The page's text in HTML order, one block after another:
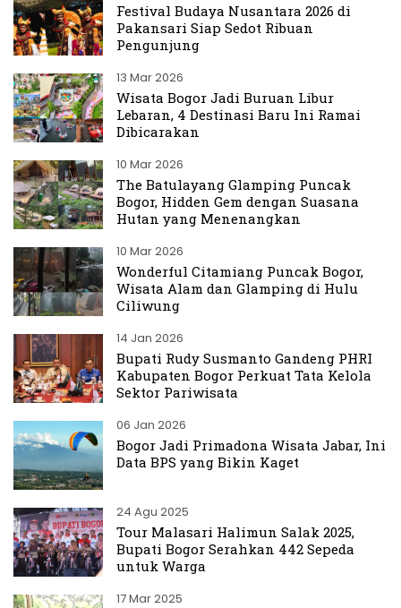
Festival Budaya Nusantara 2026 di
Pakansari Siap Sedot Ribuan
Pengunjung
13 Mar 2026
Wisata Bogor Jadi Buruan Libur
Lebaran, 4 Destinasi Baru Ini Ramai
Dibicarakan
10 Mar 2026
The Batulayang Glamping Puncak
Bogor, Hidden Gem dengan Suasana
Hutan yang Menenangkan
10 Mar 2026
Wonderful Citamiang Puncak Bogor,
Wisata Alam dan Glamping di Hulu
Ciliwung
14 Jan 2026
Bupati Rudy Susmanto Gandeng PHRI
Kabupaten Bogor Perkuat Tata Kelola
Sektor Pariwisata
06 Jan 2026
Bogor Jadi Primadona Wisata Jabar, Ini
Data BPS yang Bikin Kaget
24 Agu 2025
Tour Malasari Halimun Salak 2025,
Bupati Bogor Serahkan 442 Sepeda
untuk Warga
17 Mar 2025